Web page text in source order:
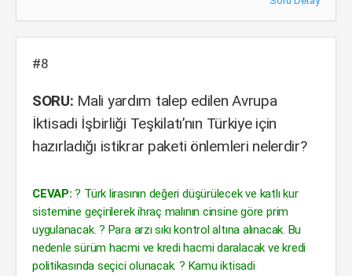
#8
SORU: Mali yardım talep edilen Avrupa
İktisadi İşbirliği Teşkilatı’nın Türkiye için
hazırladığı istikrar paketi önlemleri nelerdir?
CEVAP: ? Türk lirasının değeri düşürülecek ve katlı kur
sistemine geçirilerek ihraç malının cinsine göre prim
uygulanacak. ? Para arzı sıkı kontrol altına alınacak. Bu
nedenle sürüm hacmi ve kredi hacmi daralacak ve kredi
politikasında seçici olunacak. ? Kamu iktisadi